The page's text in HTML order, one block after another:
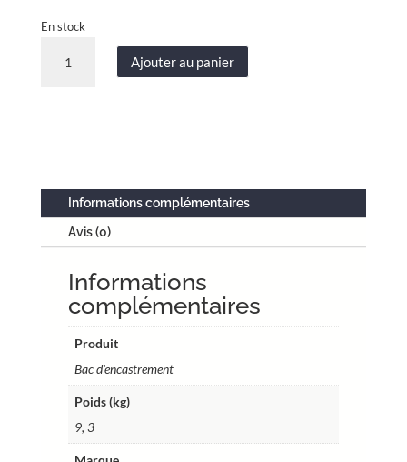
En stock
Acier
blanc
travées
modules
Ajouter au panier
Informations complémentaires
Avis (0)
Informations
complémentaires
Produit
Bac d'encastrement
Poids (kg)
9, 3